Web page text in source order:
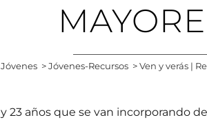
Jóvenes >Jóvenes-Recursos >Ven y verás |
23 años que se van incorporando